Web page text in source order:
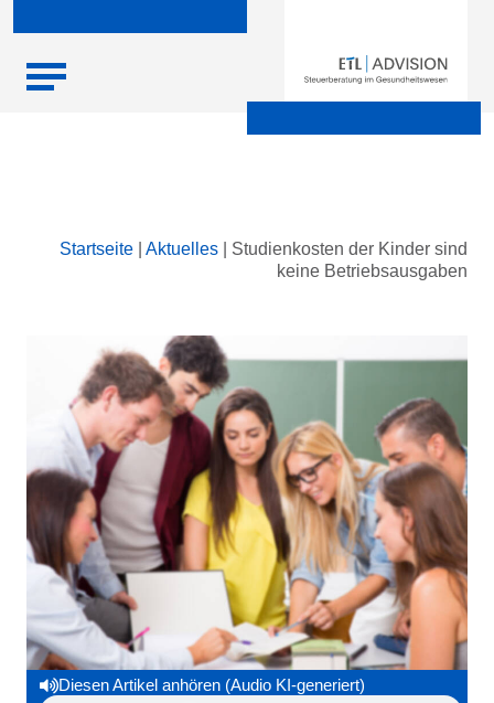
Startseite Aktuelles
Studienkosten der Kinder sind
keine Betriebsausgaben
Diesen Artikel anhören (Audio KI-generiert)